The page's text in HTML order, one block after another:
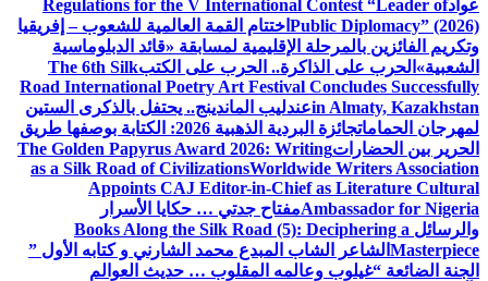
عوادRegulations for the V International Contest “Leader of
Public Diplomacy” (2026) اختتام القمة العالمية للشعوب – إفريقيا
وتكريم الفائزين بالمرحلة الإقليمية لمسابقة «قائد الدبلوماسية
الشعبية» الحرب على الذاكرة.. الحرب على الكتبThe 6th Silk
Road International Poetry Art Festival Concludes Successfully
in Almaty, Kazakhstanعندليب الماندينج.. يحتفل بالذكرى الستين
لمهرجان الحمامات
جائزة البردية الذهبية 2026: الكتابة بوصفها طريق
الحرير بين الحضاراتThe Golden Papyrus Award 2026: Writing
as a Silk Road of CivilizationsWorldwide Writers Association
Appoints CAJ Editor-in-Chief as Literature Cultural
Ambassador for Nigeriaمفتاح جدتي … حكايا الأسرار
والرسائل Books Along the Silk Road (5): Deciphering a
Masterpiece الشاعر الشاب المبدع محمد الشارني و كتابه الأول ”
الجنة الضائعة “غيلوب وعالمه المقلوب … حديث العوالم